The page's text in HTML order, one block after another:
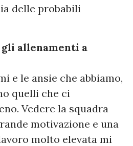
delle probabili
allenamenti a
e le ansie che abbiamo,
quelli che ci
Vedere la squadra
motivazione e una
molto elevata mi